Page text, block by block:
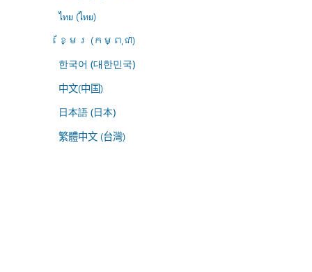
ไทย (ไทย)
ខ្មែរ (កម្ពុជា)
한국어 (대한민국)
中文(中国)
日本語 (日本)
繁體中文 (台灣)